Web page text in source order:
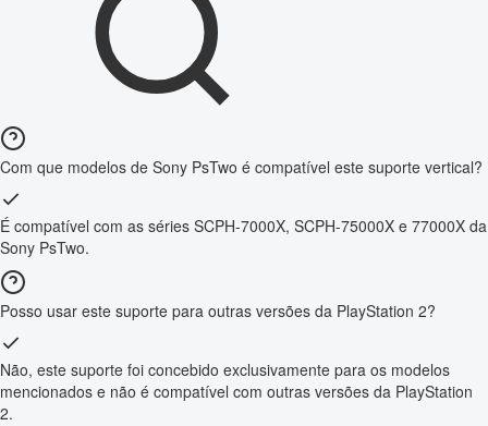
Com que modelos de Sony PsTwo é compatível este suporte vertical?
É compatível com as séries SCPH-7000X, SCPH-75000X e 77000X da
Sony PsTwo.
Posso usar este suporte para outras versões da PlayStation 2?
Não, este suporte foi concebido exclusivamente para os modelos
mencionados e não é compatível com outras versões da PlayStation
2.